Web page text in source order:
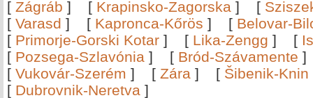
[ Zágráb ] [ Krapinsko-Zagorska ] [
[ Varasd ] [ Kapronca-Kőrös ] [ Belovar-
[ Primorje-Gorski Kotar ] [ Lika-Zengg ] [
[ Pozsega-Szlavónia ] [ Bród-Szávamente
[ Vukovár-Szerém ] [ Zára ] [ Šibenik-Knin
[ Dubrovnik-Neretva ]